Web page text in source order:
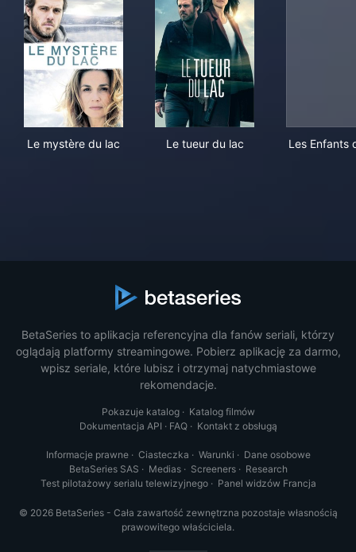
Le mystère du lac Le tueur du lac Les Enfants
BetaSeries to aplikacja referencyjna dla fanów seriali, którzy
oglądają platformy streamingowe. Pobierz aplikację za darmo,
wpisz seriale, które lubisz i otrzymaj natychmiastowe
rekomendacje.
Pokazuje katalog· Katalog filmów
Dokumentacja API · FAQ· Kontakt z obsługą
Informacje prawne· Ciasteczka · Warunki · Dane osobowe
BetaSeries SAS · Medias· Screeners· Research
Test pilotażowy serialu telewizyjnego· Panel widzów Francja
© 2026 BetaSeries - Cała zawartość zewnętrzna pozostaje własnością
prawowitego właściciela.